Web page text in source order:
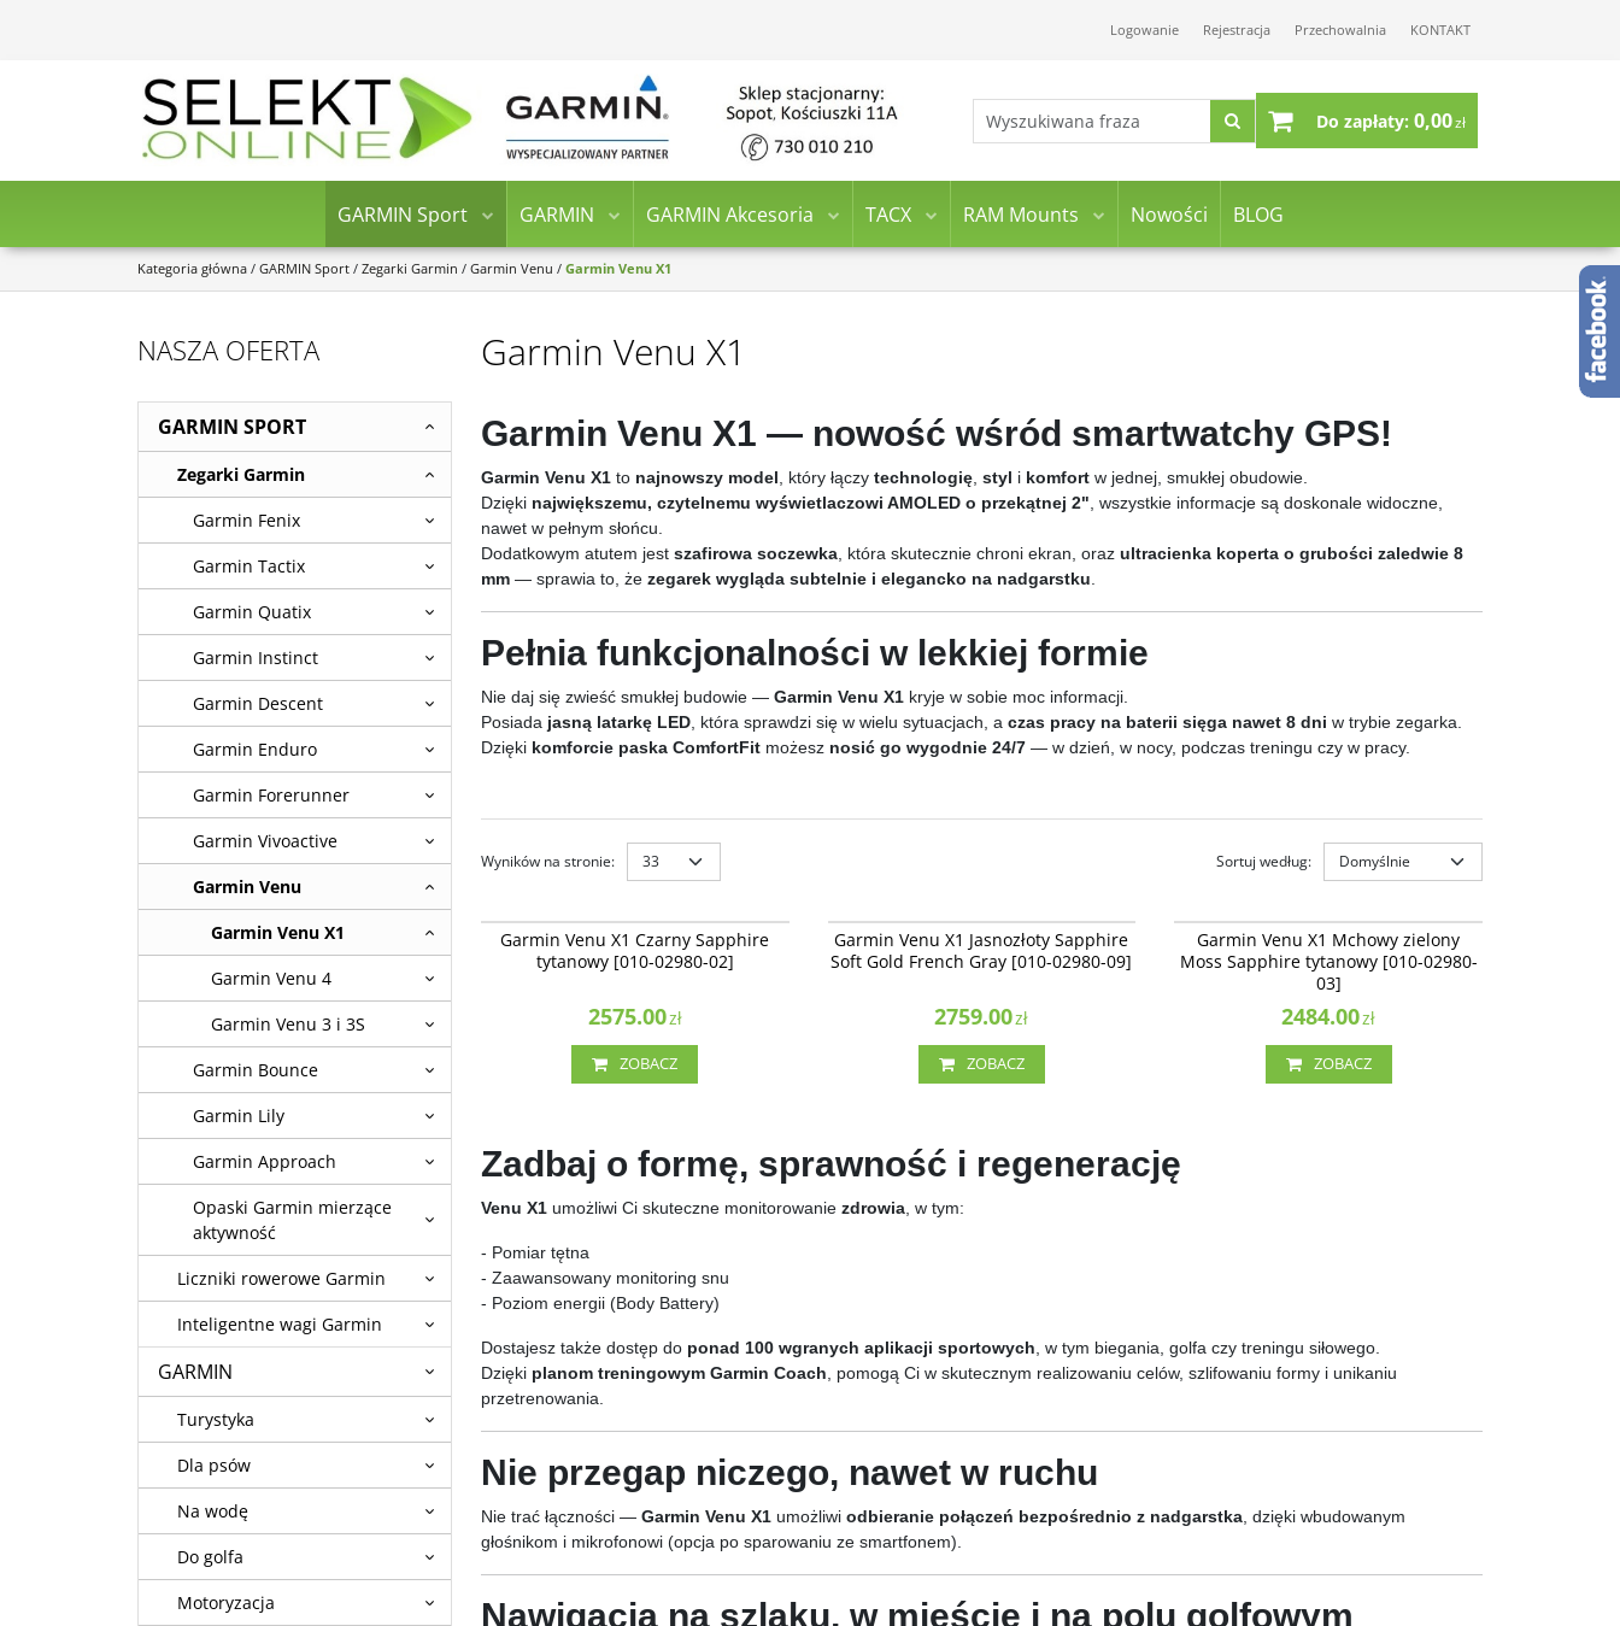
Logowanie Rejestracja Przechowalnia KONTAKT
Do zapłaty: 0,00zł
GARMIN Sport GARMIN GARMIN Akcesoria TACX RAM Mounts Nowości BLOG
Kategoria główna / GARMIN Sport / Zegarki Garmin / Garmin Venu / Garmin Venu X1
Garmin Venu X1
Garmin Venu X1 — nowość wśród smartwatchy GPS!
Garmin Venu X1 to najnowszy model , który łączy technologię styl i komfort w jednej, smukłej obudowie.
Dzięki największemu, czytelnemu wyświetlaczowi AMOLED o przekątnej 2" , wszystkie informacje są doskonale widoczne,
nawet w pełnym słońcu.
Dodatkowym atutem jest szafirowa soczewka , która skutecznie chroni ekran, oraz ultracienka koperta o grubości zaledwie 8
mm — sprawia to, że zegarek wygląda subtelnie i elegancko na nadgarstku
Pełnia funkcjonalności w lekkiej formie
Nie daj się zwieść smukłej budowie — Garmin Venu X1 kryje w sobie moc informacji.
Posiada jasną latarkę LED , która sprawdzi się w wielu sytuacjach, a czas pracy na baterii sięga nawet 8 dni w trybie zegarka.
Dzięki komforcie paska ComfortFit możesz nosić go wygodnie 24/7 — w dzień, w nocy, podczas treningu czy w pracy.
Wyników na stronie: Sortuj według:
NOWOŚĆ NAJLEPSZE
Garmin Venu X1 Czarny Sapphire tytanowy
[010-02980-02]
Garmin Venu X1 Czarny Sapphire
tytanowy [010-02980-02]
2575.00zł
ZOBACZ
NOWOŚĆ NAJLEPSZE
Garmin Venu X1 Jasnozłoty Sapphire Soft Gold
French Gray [010-02980-09]
Garmin Venu X1 Jasnozłoty Sapphire
Soft Gold French Gray [010-02980-09]
2759.00zł
ZOBACZ
NOWOŚĆ NAJLEPSZE
Garmin Venu X1 Mchowy zielony Moss
Sapphire tytanowy [010-02980-03]
Garmin Venu X1 Mchowy zielony
Moss Sapphire tytanowy [010-02980-
03]
2484.00zł
ZOBACZ
Zadbaj o formę, sprawność i regenerację
Venu X1 umożliwi Ci skuteczne monitorowanie zdrowia , w tym:
- Pomiar tętna
- Zaawansowany monitoring snu
- Poziom energii (Body Battery)
Dostajesz także dostęp do ponad 100 wgranych aplikacji sportowych , w tym biegania, golfa czy treningu siłowego.
Dzięki planom treningowym Garmin Coach , pomogą Ci w skutecznym realizowaniu celów, szlifowaniu formy i unikaniu
przetrenowania.
Nie przegap niczego, nawet w ruchu
Nie trać łączności — Garmin Venu X1 umożliwi odbieranie połączeń bezpośrednio z nadgarstka , dzięki wbudowanym
głośnikom i mikrofonowi (opcja po sparowaniu ze smartfonem).
Nawigacja na szlaku, w mieście i na polu golfowym
NASZA OFERTA
GARMIN SPORT
Zegarki Garmin
Garmin Fenix
Garmin Tactix
Garmin Quatix
Garmin Instinct
Garmin Descent
Garmin Enduro
Garmin Forerunner
Garmin Vivoactive
Garmin Venu
Garmin Venu X1
Garmin Venu 4
Garmin Venu 3 i 3S
Garmin Bounce
Garmin Lily
Garmin Approach
Opaski Garmin mierzące
aktywność
Liczniki rowerowe Garmin
Inteligentne wagi Garmin
GARMIN
Turystyka
Dla psów
Na wodę
Do golfa
Motoryzacja